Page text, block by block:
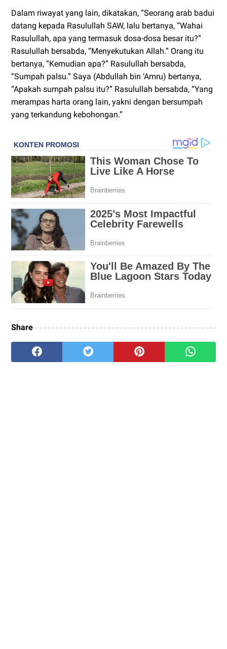
Dalam riwayat yang lain, dikatakan, “Seorang arab badui
datang kepada Rasulullah SAW, lalu bertanya, “Wahai
Rasulullah, apa yang termasuk dosa-dosa besar itu?”
Rasulullah bersabda, “Menyekutukan Allah.” Orang itu
bertanya, “Kemudian apa?” Rasulullah bersabda,
“Sumpah palsu.” Saya (Abdullah bin ‘Amru) bertanya,
“Apakah sumpah palsu itu?” Rasulullah bersabda, “Yang
merampas harta orang lain, yakni dengan bersumpah
yang terkandung kebohongan.”
Share